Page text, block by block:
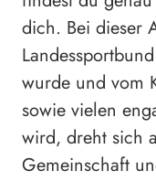
dich. Bei dieser
wurde und vom
sowie vielen
wird, dreht sich
Gemeinschaft